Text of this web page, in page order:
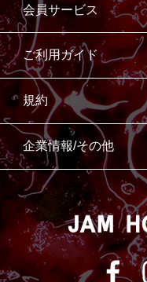
会員サービス
ご利用ガイド
規約
企業情報/その他